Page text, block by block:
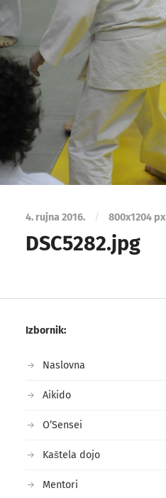
4. rujna 2016. / 800x1204 px
DSC5282.jpg
Izbornik:
Naslovna
Aikido
O’Sensei
Kaštela dojo
Mentori